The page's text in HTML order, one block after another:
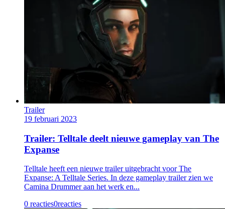
Trailer
19 februari 2023
Trailer: Telltale deelt nieuwe gameplay van The
Expanse
Telltale heeft een nieuwe trailer uitgebracht voor The
Expanse: A Telltale Series. In deze gameplay trailer zien we
Camina Drummer aan het werk en...
0 reacties0reacties